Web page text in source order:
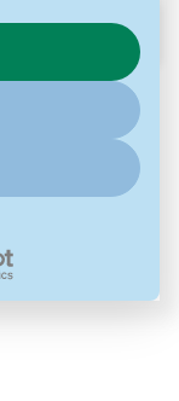
reklám.
cookies a